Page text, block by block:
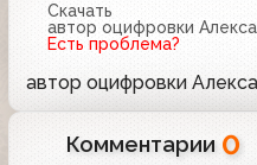
Скачать
автор оцифровки
Есть проблема?
автор оцифровки
Комментарии 0